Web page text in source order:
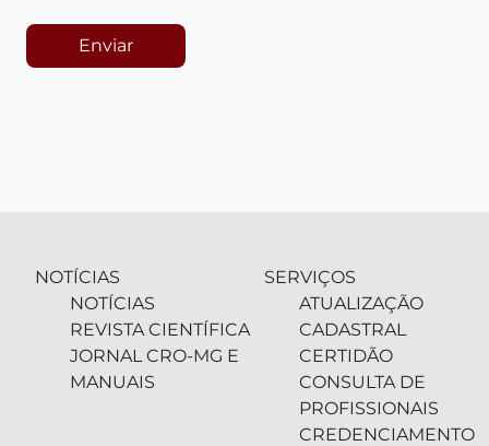
Enviar
NOTÍCIAS
NOTÍCIAS
REVISTA CIENTÍFICA
JORNAL CRO-MG E
MANUAIS
SERVIÇOS
ATUALIZAÇÃO
CADASTRAL
CERTIDÃO
CONSULTA DE
PROFISSIONAIS
CREDENCIAMENTO